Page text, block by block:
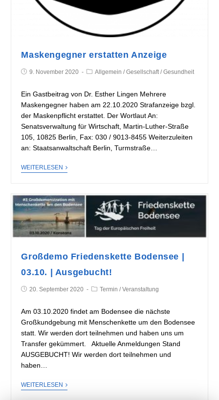
Maskengegner erstatten Anzeige
9. November 2020 Allgemein / Gesellschaft / Gesundheit
Ein Gastbeitrag von Dr. Esther Lingen Mehrere
Maskengegner haben am 22.10.2020 Strafanzeige bzgl.
der Maskenpflicht erstattet. Der Wortlaut An:
Senatsverwaltung für Wirtschaft, Martin-Luther-Straße
105, 10825 Berlin, Fax: 030 / 9013-8455 Weiterzuleiten
an: Staatsanwaltschaft Berlin, Turmstraße…
WEITERLESEN
Großdemo Friedenskette Bodensee |
03.10. | Ausgebucht!
20. September 2020 Termin / Veranstaltung
Am 03.10.2020 findet am Bodensee die nächste
Großkundgebung mit Menschenkette um den Bodensee
statt. Wir werden dort teilnehmen und haben uns um
Transfer gekümmert. Aktuelle Anmeldungen Stand
AUSGEBUCHT! Wir werden dort teilnehmen und
haben…
WEITERLESEN